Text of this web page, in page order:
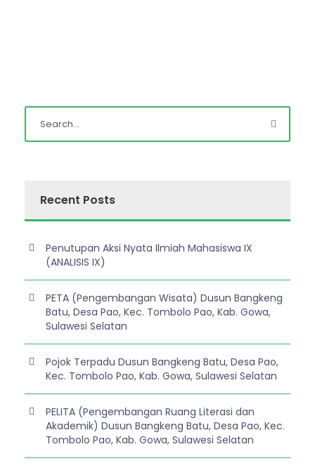
Recent Posts
Penutupan Aksi Nyata Ilmiah Mahasiswa IX
(ANALISIS IX)
PETA (Pengembangan Wisata) Dusun Bangkeng
Batu, Desa Pao, Kec. Tombolo Pao, Kab. Gowa,
Sulawesi Selatan
Pojok Terpadu Dusun Bangkeng Batu, Desa Pao,
Kec. Tombolo Pao, Kab. Gowa, Sulawesi Selatan
PELITA (Pengembangan Ruang Literasi dan
Akademik) Dusun Bangkeng Batu, Desa Pao, Kec.
Tombolo Pao, Kab. Gowa, Sulawesi Selatan